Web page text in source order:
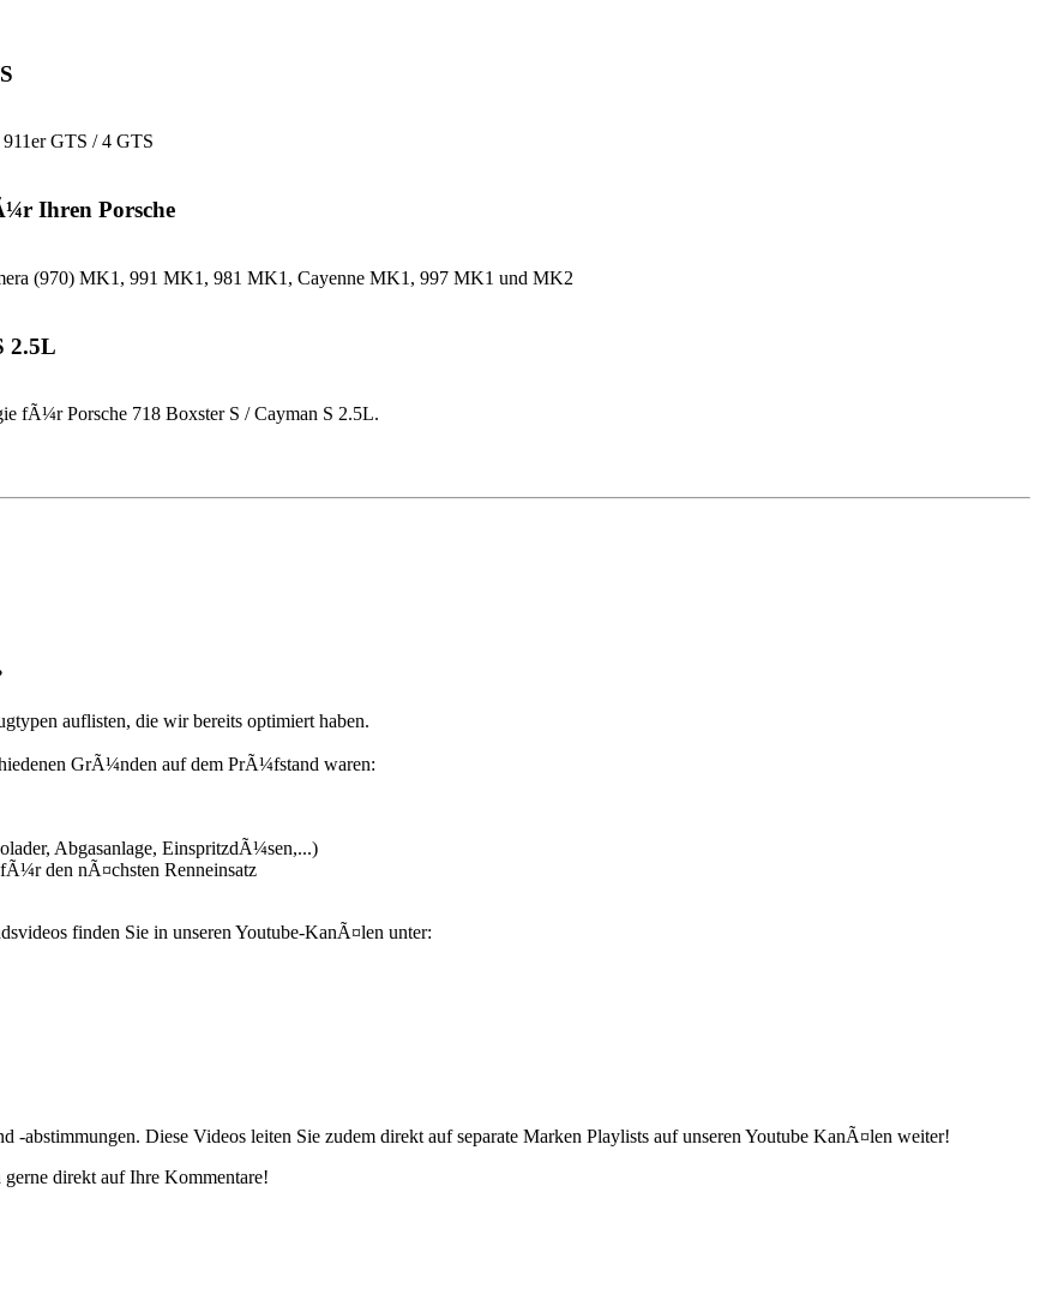
GTS / 4 GTS
Ihren Porsche
(970) MK1, 991 MK1, 981 MK1, Cayenne MK1, 997 MK1 und MK2
2.5L
fÃ¼r Porsche 718 Boxster S / Cayman S 2.5L.
auflisten, die wir bereits optimiert haben.
GrÃ¼nden auf dem PrÃ¼fstand waren:
Abgasanlage, EinspritzdÃ¼sen,...)
den nÃ¤chsten Renneinsatz
finden Sie in unseren Youtube-KanÃ¤len unter:
-abstimmungen. Diese Videos leiten Sie zudem direkt auf separate Marken Playlists auf unseren Youtube KanÃ¤len weiter!
direkt auf Ihre Kommentare!